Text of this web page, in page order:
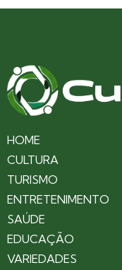
HOME
CULTURA
TURISMO
ENTRETENIMENTO
SAÚDE
EDUCAÇÃO
VARIEDADES